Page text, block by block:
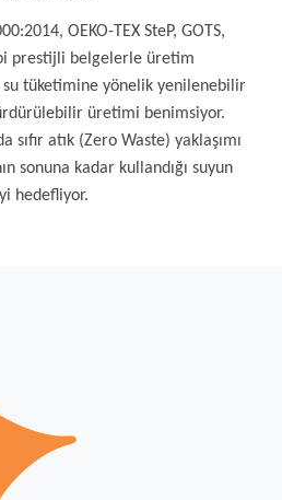
OEKO-TEX SteP, GOTS,
prestijli belgelerle üretim
tüketimine yönelik yenilenebilir
üretimi benimsiyor.
sıfır atık (Zero Waste) yaklaşımı
sonuna kadar kullandığı suyun
hedefliyor.